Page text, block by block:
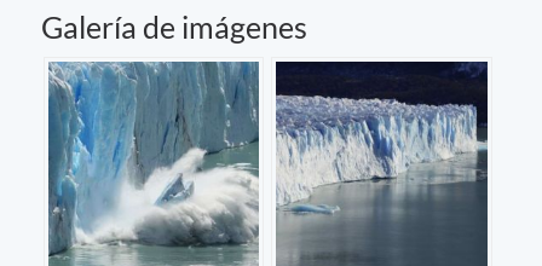
Galería de imágenes